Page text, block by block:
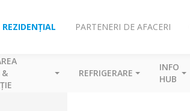
REZIDENȚIAL PARTENERI DE AFACERI
&
REFRIGERARE
INFO
HUB